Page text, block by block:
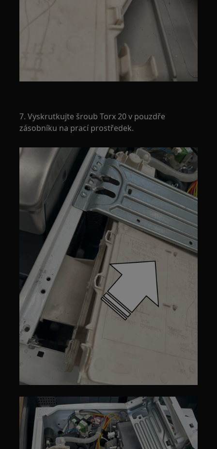
7. Vyskrutkujte šroub Torx 20 v pouzdře
zásobníku na prací prostředek.